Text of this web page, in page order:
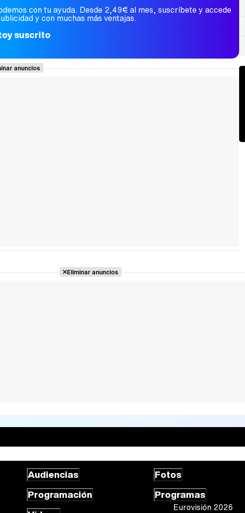
con tu ayuda. Desde 2,49€ al mes, suscríbete y accede
y con muchas más ventajas.
suscrito
anuncios
Eliminar anuncios
Audiencias
Programación
Fotos
Programas
Eurovisión 2026